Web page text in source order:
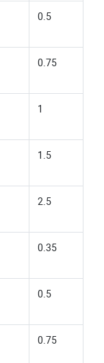
0.5
0.75
1
1.5
2.5
0.35
0.5
0.75